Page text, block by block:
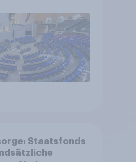
Staatsfonds